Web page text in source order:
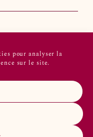
pour analyser la
sur le site.